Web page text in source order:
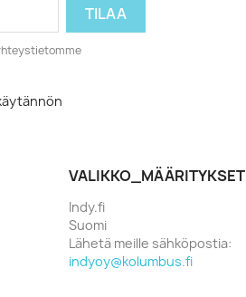
VALIKKO_MÄÄRITYKSET
Indy.fi
Suomi
Lähetä meille sähköpostia:
indyoy@kolumbus.fi